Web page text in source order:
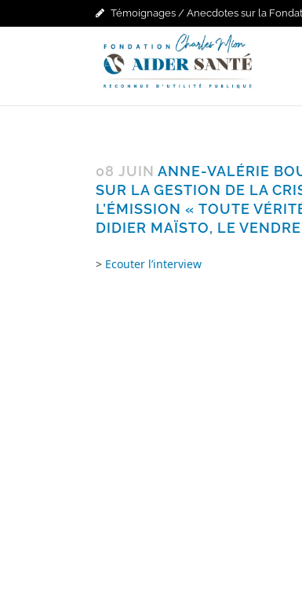
Témoignages / Anecdotes sur la
08 JUIN ANNE-VALÉRIE
SUR LA GESTION DE LA
L’ÉMISSION « TOUTE
DIDIER MAÏSTO, LE
> Ecouter l’interview